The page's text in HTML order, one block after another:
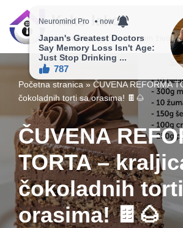
Skip
Kako lako?
Vaš vodič ka jednostavnijem životu!
Početna stranica »ČUVENA REFORMA
čokoladnih torti sa orasima! 🍫🌰
ČUVENA
TORTA –
čokoladnih
orasima! 🍫🌰